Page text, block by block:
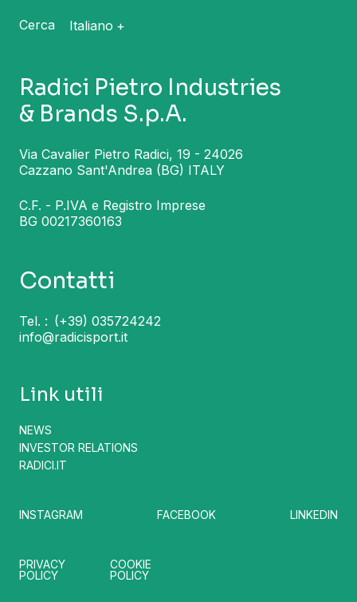
Cerca Italiano
Radici Pietro Industries
& Brands S.p.A.
Via Cavalier Pietro Radici, 19 - 24026
Cazzano Sant'Andrea (BG) ITALY
C.F. - P.IVA e Registro Imprese
BG 00217360163
Contatti
Tel. : (+39) 035724242
info@radicisport.it
Link utili
NEWS
INVESTOR RELATIONS
RADICI.IT
INSTAGRAM FACEBOOK LINKEDIN
PRIVACY
POLICY
COOKIE
POLICY